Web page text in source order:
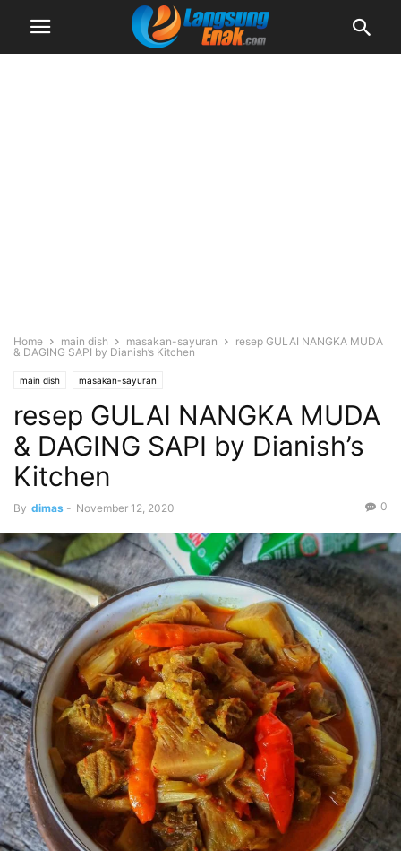
Home main dish masakan-sayuran
resep GULAI NANGKA MUDA
& DAGING SAPI by Dianish’s Kitchen
main dish masakan-sayuran
resep GULAI NANGKA MUDA
& DAGING SAPI by Dianish’s
Kitchen
By dimas - November 12, 2020 0